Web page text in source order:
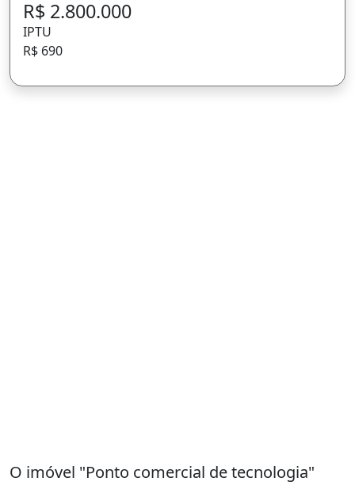
R$ 2.800.000
IPTU
R$ 690
O imóvel "Ponto comercial de tecnologia"